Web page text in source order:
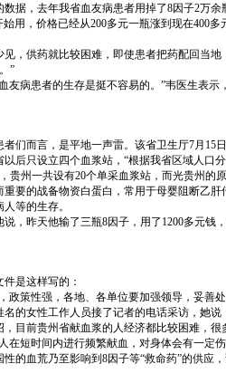
，去年我省血友病患者用掉了8因子2万余
，价格已经从200多元一瓶涨到现在400
供药就比较困难，即使患者把药配回当地
”
病患者的生存是挺不容易的。”韦医生表示
而言，是平地一声雷。该省卫生厅7月15日
只设立四个血浆站，“根据我省区域人口
州一共设有20个单采血浆站，而光贵州的
要的战备物资白蛋白，常用于母婴阻断乙
等的生存。
昨天他输了三瓶8因子，用了1200多元钱
是这样写的：
策性强，各地、各单位要加强领导，妥善
女性工作人员接了记者的电话采访，她说
前贵州省献血浆的人经济都比较困难，很
短时间内进行频繁献血，对身体会有一定
血荒乃至影响到8因子等“救命药”的供应